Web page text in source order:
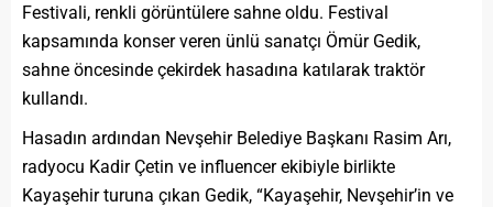
Festivali, renkli görüntülere sahne oldu. Festival
kapsamında konser veren ünlü sanatçı Ömür Gedik,
sahne öncesinde çekirdek hasadına katılarak traktör
kullandı.
Hasadın ardından Nevşehir Belediye Başkanı Rasim Arı,
radyocu Kadir Çetin ve influencer ekibiyle birlikte
Kayaşehir turuna çıkan Gedik, “Kayaşehir, Nevşehir’in ve